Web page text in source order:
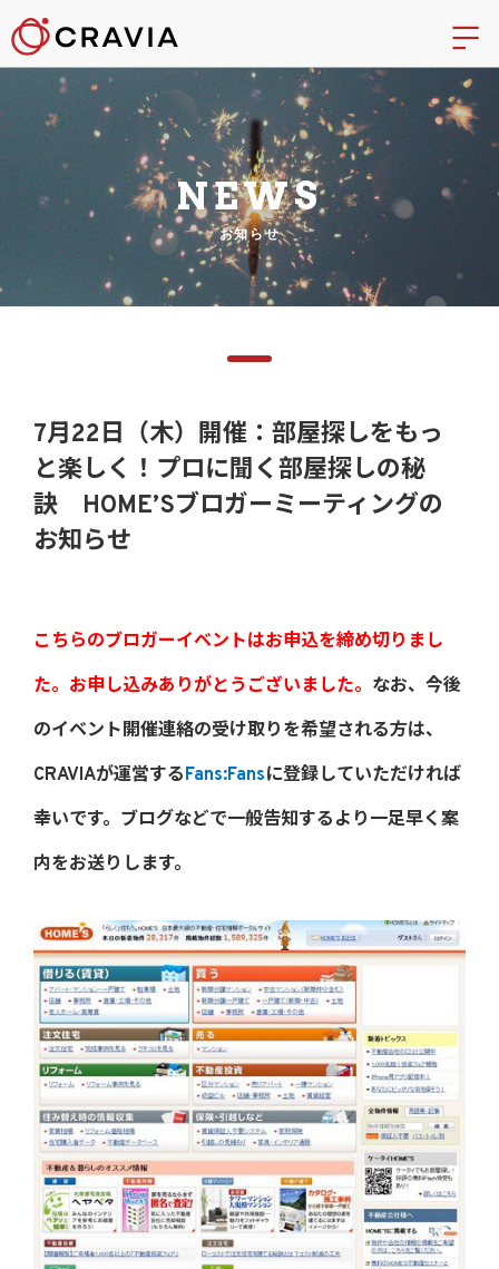
NEWS
お知らせ
7月22日（木）開催：部屋探しをもっ
と楽しく！プロに聞く部屋探しの秘
訣 HOME’Sブロガーミーティングの
お知らせ
こちらのブロガーイベントはお申込を締め切りまし
た。お申し込みありがとうございました。 なお、今後
のイベント開催連絡の受け取りを希望される方は、
CRAVIAが運営するFans:Fansに登録していただければ
幸いです。ブログなどで一般告知するより一足早く案
内をお送りします。